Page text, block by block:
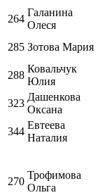
264
Галанина
Олеся
285 Зотова Мария
288
Ковальчук
Юлия
323
Дашенкова
Оксана
344
Евтеева
Наталия
270
Трофимова
Ольга